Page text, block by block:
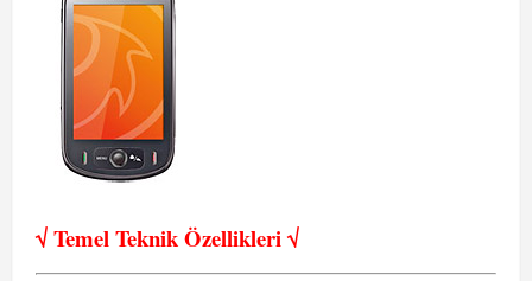
√ Temel Teknik Özellikleri √